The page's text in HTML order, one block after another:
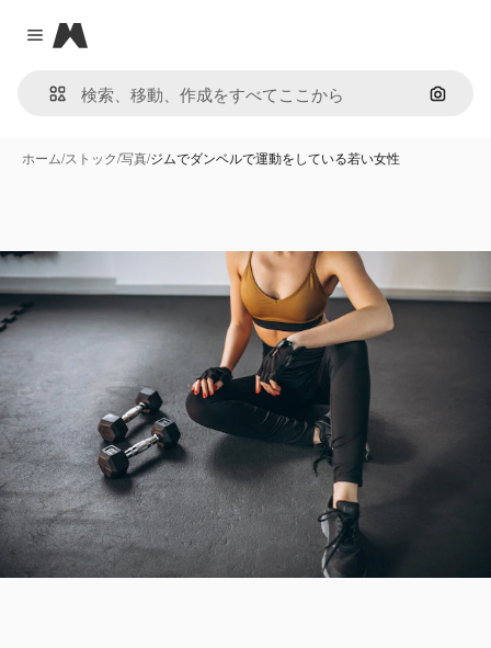
Close menu
Magnific
画像で
ホーム/ストック/写真/ジムでダンベルで運動をしている若い女性